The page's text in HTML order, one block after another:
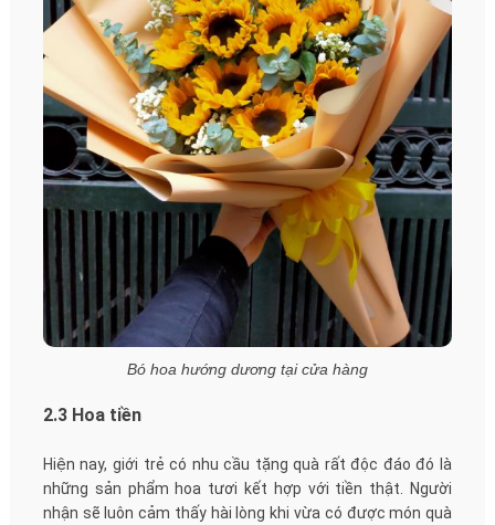
Bó hoa hướng dương tại cửa hàng
2.3 Hoa tiền
Hiện nay, giới trẻ có nhu cầu tặng quà rất độc đáo đó là
những sản phẩm hoa tươi kết hợp với tiền thật. Người
nhận sẽ luôn cảm thấy hài lòng khi vừa có được món quà